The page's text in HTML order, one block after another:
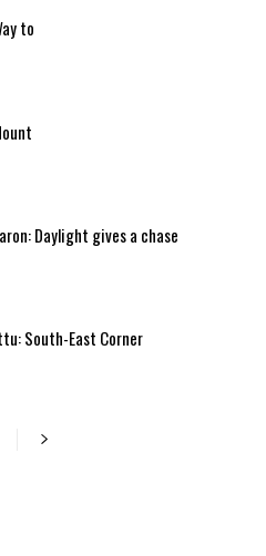
to
Daylight gives a chase
South-East Corner